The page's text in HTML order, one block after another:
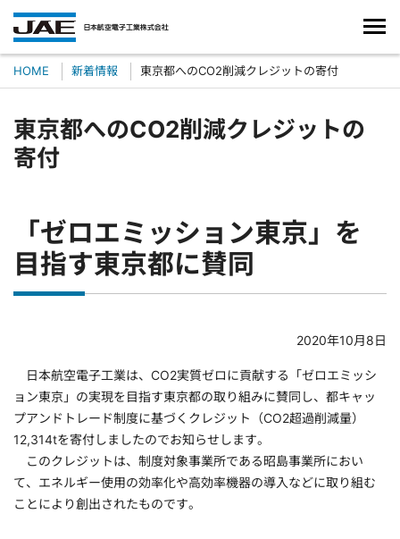
HOME 新着情報 東京都へのCO2削減クレジットの寄付
東京都へのCO2削減クレジットの
寄付
「ゼロエミッション東京」を
目指す東京都に賛同
2020年10月8日
日本航空電子工業は、CO2実質ゼロに貢献する「ゼロエミッシ
ョン東京」の実現を目指す東京都の取り組みに賛同し、都キャッ
プアンドトレード制度に基づくクレジット（CO2超過削減量）
12,314tを寄付しましたのでお知らせします。
このクレジットは、制度対象事業所である昭島事業所におい
て、エネルギー使用の効率化や高効率機器の導入などに取り組む
ことにより創出されたものです。